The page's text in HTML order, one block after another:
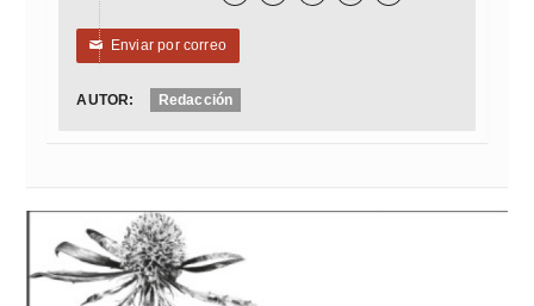
✉ Enviar por correo
AUTOR: Redacción